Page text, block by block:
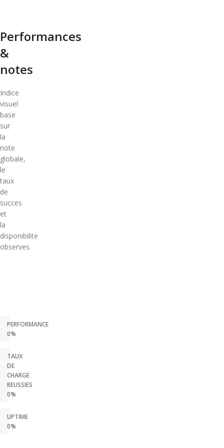
Performances
&
notes
Indice
visuel
base
sur
la
note
globale,
le
taux
de
succes
et
la
disponibilite
observes.
PERFORMANCE
0%
TAUX
DE
CHARGE
REUSSIES
0%
UPTIME
0%